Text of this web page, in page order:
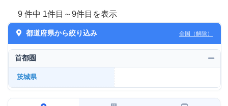
9 件中 1件目～9件目を表示
都道府県から絞り込み 全国（解除）
首都圏
茨城県